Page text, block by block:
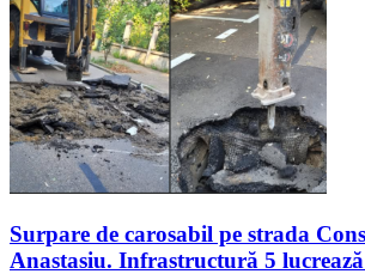
Surpare de carosabil pe strada
Anastasiu. Infrastructură 5